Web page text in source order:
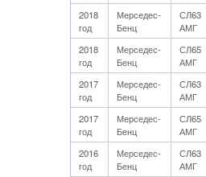
2018
год
Мерседес-
Бенц
СЛ63
АМГ
2018
год
Мерседес-
Бенц
СЛ65
АМГ
2017
год
Мерседес-
Бенц
СЛ63
АМГ
2017
год
Мерседес-
Бенц
СЛ65
АМГ
2016
год
Мерседес-
Бенц
СЛ63
АМГ